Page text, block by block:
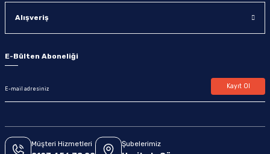
Alışveriş
E-Bülten Aboneliği
Kayıt Ol
Müşteri Hizmetleri Şubelerimiz